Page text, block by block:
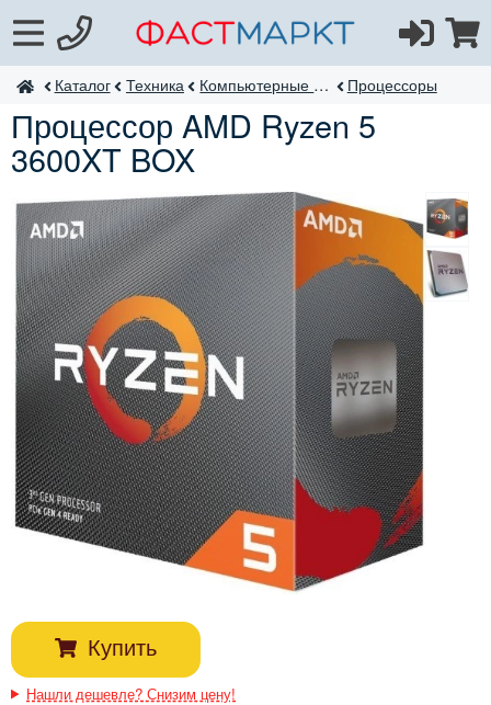
ФастМаркт
Каталог Техника Компьютерные комплектующие Процессоры
Процессор AMD Ryzen 5
3600XT BOX
Купить
Нашли дешевле? Снизим цену!